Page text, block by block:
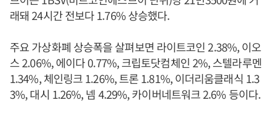
래돼 24시간 전보다 1.76% 상승했다.
주요 가상화폐 상승폭을 살펴보면 라이트코인 2.38%, 이오
스 2.06%, 에이다 0.77%, 크립토닷컴체인 2%, 스텔라루멘
1.34%, 체인링크 1.26%, 트론 1.81%, 이더리움클래식 1.3
3%, 대시 1.26%, 넴 4.29%, 카이버네트워크 2.6% 등이다.